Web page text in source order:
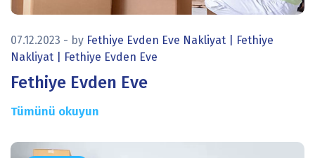
icon
07.12.2023 - by Fethiye Evden Eve Nakliyat | Fethiye
Nakliyat | Fethiye Evden Eve
Fethiye Evden Eve
Tümünü okuyun